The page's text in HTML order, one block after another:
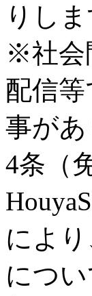
りしま
※社会
配信
事があ
4条（
によ
につ